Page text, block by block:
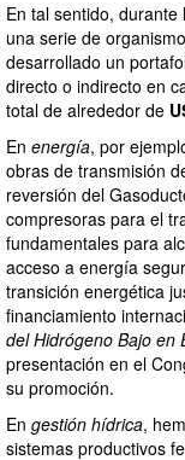
En tal sentido,
una serie de
desarrollado un
directo o indirecto en
total de alrededor de
En energía, por
obras de transmisión
reversión del
compresoras para el
fundamentales para
acceso a energía
transición energética
financiamiento
del Hidrógeno Bajo en
presentación en el
su promoción.
En gestión hídrica,
sistemas productivos